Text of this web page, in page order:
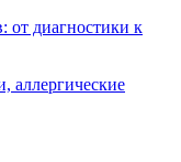
от диагностики к
аллергические